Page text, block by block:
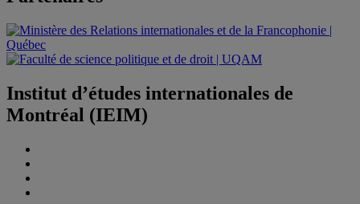
Institut d’études internationales de
Montréal (IEIM)